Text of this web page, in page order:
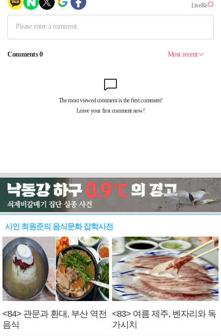
시인 최원준의 음식문화 잡학사전
<84> 관문과 환대, 부산 역전
음식
<83> 여름 제주, 벤자리와 독
가시치